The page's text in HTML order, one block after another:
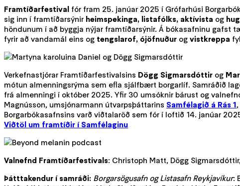
Framtíðarfestival fór fram 25. janúar 2025 í Grófarhúsi
sig inn í framtíðarsýnir heimspekinga, listafólks, aktívista og
höndunum í að byggja nýjar framtíðarsýnir. Á bókasafninu
fyrir að vandamál eins og tengslarof, ójöfnuður og vistkreppa
Verkefnastjórar Framtíðarfestivalsins Dögg Sigmarsdóttir og
mótun almenningsrýma sem efla sjálfbært borgarlíf. Samráðið
frá almenningi í október 2025. Yfir 30 umsóknir bárust og
Magnússon, umsjónarmann útvarpsþáttarins Samfélagið á Rás 1
Borgarbókasafnsins varð viðtalaröð sem fór í loftið 14. janúar
Viðtöl um framtíðir í Samfélaginu
Valnefnd Framtíðarfestivals: Christoph Matt, Dögg
Þátttakendur í samráði: Borgarsögusafn og Listasafn Reykjavíkur: